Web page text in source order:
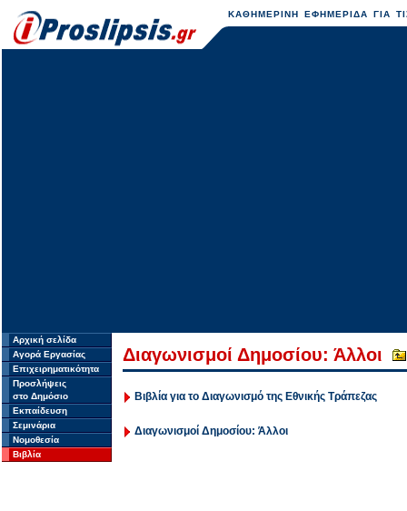
ΚΑΘΗΜΕΡΙΝΗ ΕΦΗΜΕΡΙΔΑ ΓΙΑ
Αρχική σελίδα
Αγορά Εργασίας
Επιχειρηματικότητα
Προσλήψεις
στο Δημόσιο
Εκπαίδευση
Σεμινάρια
Νομοθεσία
Βιβλία
Διαγωνισμοί Δημοσίου: Άλλοι
Βιβλία για το Διαγωνισμό της Εθνικής Τράπεζας
Διαγωνισμοί Δημοσίου: Άλλοι